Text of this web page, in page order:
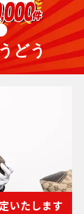
どう
いたします